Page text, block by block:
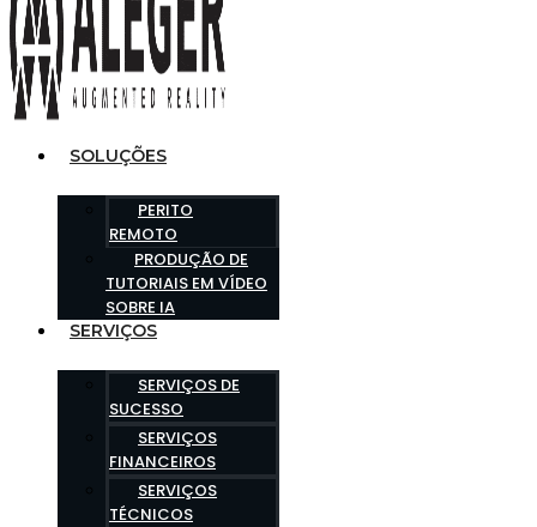
SOLUÇÕES
PERITO
REMOTO
PRODUÇÃO DE
TUTORIAIS EM VÍDEO
SOBRE IA
SERVIÇOS
SERVIÇOS DE
SUCESSO
SERVIÇOS
FINANCEIROS
SERVIÇOS
TÉCNICOS